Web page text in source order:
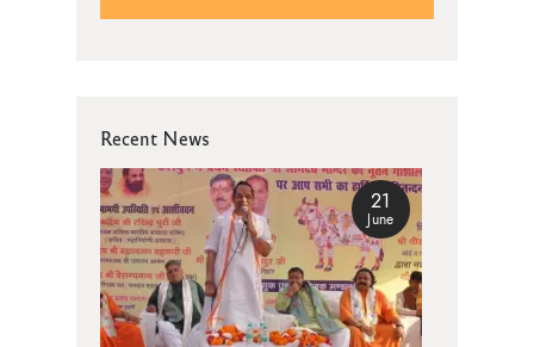
Recent News
21
June